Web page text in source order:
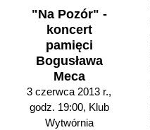
"Na Pozór" -
koncert
pamięci
Bogusława
Meca
3 czerwca 2013 r.,
godz. 19:00, Klub
Wytwórnia